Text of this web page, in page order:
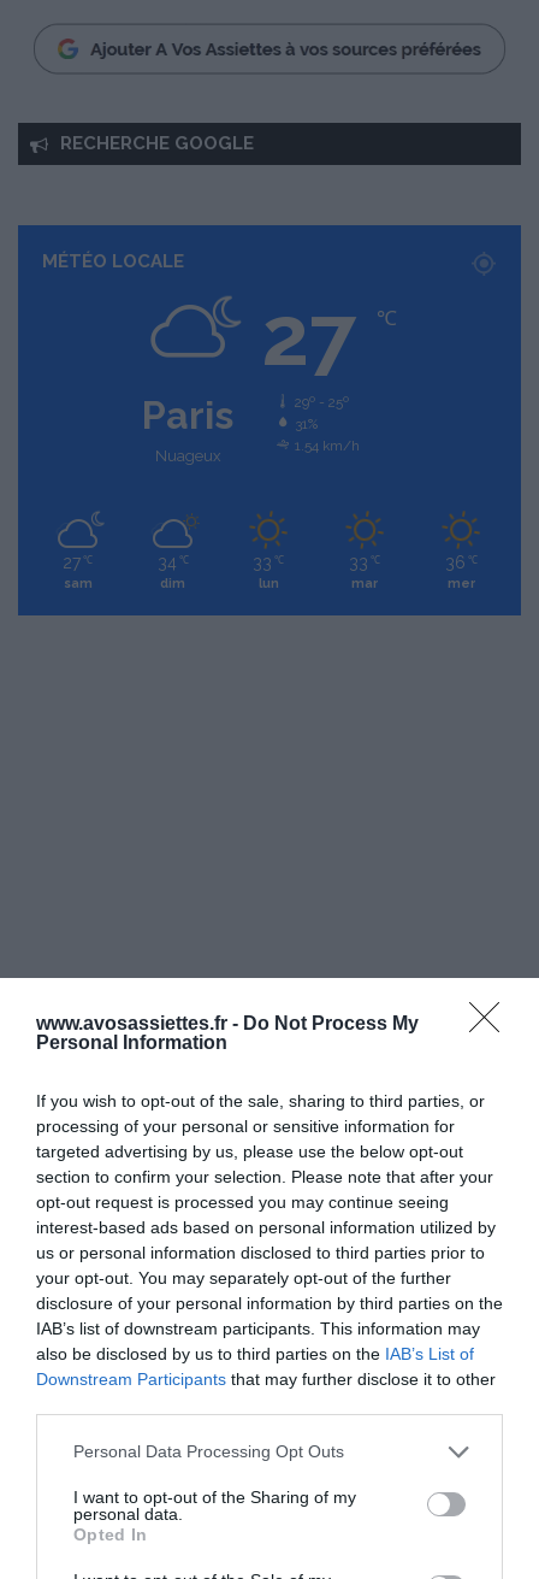
www.avosassiettes.fr - Do Not Process My
Personal Information
If you wish to opt-out of the sale, sharing to third parties, or
processing of your personal or sensitive information for
targeted advertising by us, please use the below opt-out
section to confirm your selection. Please note that after your
opt-out request is processed you may continue seeing
interest-based ads based on personal information utilized by
us or personal information disclosed to third parties prior to
your opt-out. You may separately opt-out of the further
disclosure of your personal information by third parties on the
IAB’s list of downstream participants. This information may
also be disclosed by us to third parties on the IAB’s List of
Downstream Participants that may further disclose it to other
Please note that this website/app uses one or more Google
not limited to your visit or usage behaviour. You may click to
grant or deny consent to Google and its third-party tags to
use your data for below specified purposes in below Google
consent section.
Personal Data Processing Opt Outs
I want to opt-out of the Sharing of my
personal data.
Opted In
RECHERCHE GOOGLE
MÉTÉO LOCALE
Paris
Nuageux
27 ℃
29º - 25º
31%
1.54 km/h
27 ℃
sam
34 ℃
dim
33 ℃
lun
33 ℃
mar
36 ℃
mer
CONNEXION
Se souvenir de moi
Se connecter